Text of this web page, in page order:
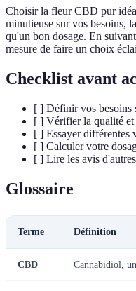
Choisir la fleur CBD pur
minutieuse sur vos besoins,
qu'un bon dosage. En
mesure de faire un choix
Checklist avant
[ ] Définir vos besoins
[ ] Vérifier la qualité
[ ] Essayer différentes
[ ] Calculer votre
[ ] Lire les avis
Glossaire
Terme Définition
CBD Cannabidiol,